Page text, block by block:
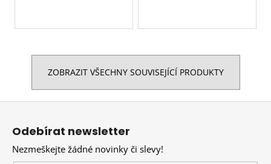
ZOBRAZIT VŠECHNY SOUVISEJÍCÍ PRODUKTY
Z
Odebírat newsletter
Nezmeškejte žádné novinky či slevy!